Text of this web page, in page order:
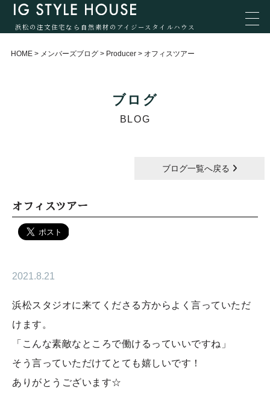
浜松の注文住宅なら自然素材のアイジースタイルハウス
HOME > メンバーズブログ > Producer > オフィスツアー
ブログ
BLOG
ブログ一覧へ戻る
オフィスツアー
2021.8.21
浜松スタジオに来てくださる方からよく言っていただ
けます。
「こんな素敵なところで働けるっていいですね」
そう言っていただけてとても嬉しいです！
ありがとうございます☆